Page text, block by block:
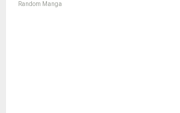
Random Manga